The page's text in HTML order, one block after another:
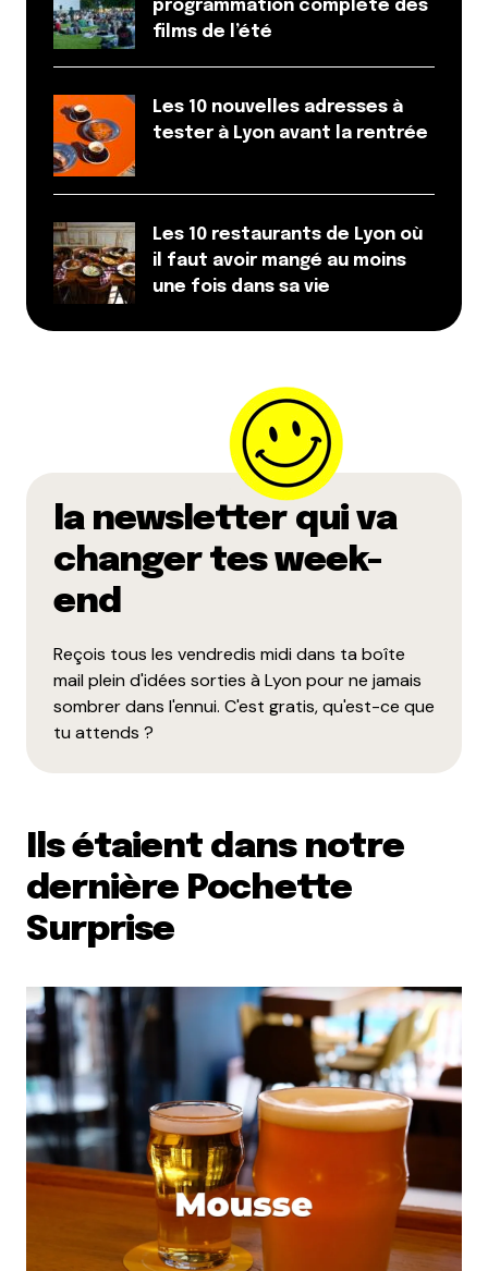
programmation complète des
films de l’été
Les 10 nouvelles adresses à
tester à Lyon avant la rentrée
Les 10 restaurants de Lyon où
il faut avoir mangé au moins
une fois dans sa vie
la newsletter qui va
changer tes week-
end
Reçois tous les vendredis midi dans ta boîte
mail plein d'idées sorties à Lyon pour ne jamais
sombrer dans l'ennui. C'est gratis, qu'est-ce que
tu attends ?
Ils étaient dans notre
dernière Pochette
Surprise